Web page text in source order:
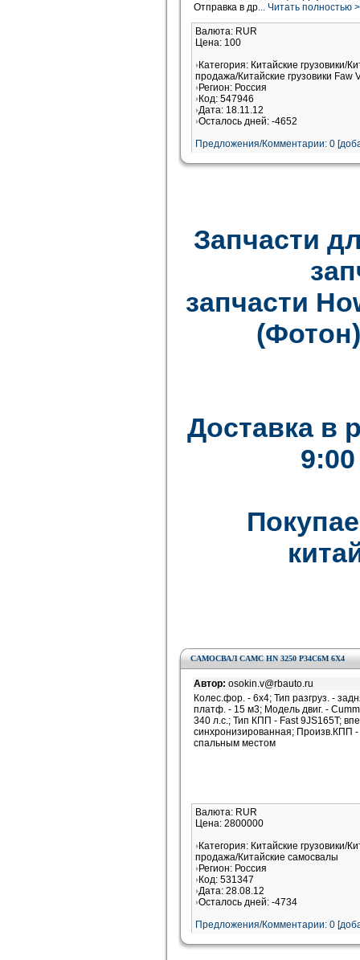
Отправка в др... Читать полностью
Валюта: RUR
Цена: 100
Категория: Китайские грузовики/
продажа/Китайские грузовики Faw
Регион: Россия
Код: 547946
Дата: 18.11.12
Осталось дней: -4652
Предложения/Комментарии: 0
Запчасти
запчасти
Доставка в
САМОСВАЛ CAMC HN 3250 P34C6M 6Х4
Автор: osokin.v@rbauto.ru
Колес.фор. - 6х4; Тип разгруз. -
платф. - 15 м3; Модель двиг. -
340 л.с.; Тип КПП - Fast 9JS165T;
синхронизированная; Произв.КПП -
спальным местом
Валюта: RUR
Цена: 2800000
Категория: Китайские грузовики/
продажа/Китайские самосвалы
Регион: Россия
Код: 531347
Дата: 28.08.12
Осталось дней: -4734
Предложения/Комментарии: 0